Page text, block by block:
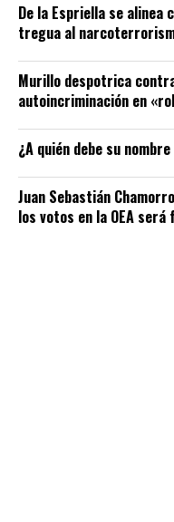
De la Espriella se alinea
tregua al
Murillo despotrica
autoincriminación en
¿A quién debe su
Juan Sebastián
los votos en la OEA